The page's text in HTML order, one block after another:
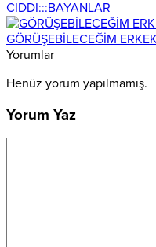
CIDDI:::BAYANLAR
GÖRÜŞEBİLECEĞİM
Yorumlar
Henüz yorum yapılmamış.
Yorum Yaz